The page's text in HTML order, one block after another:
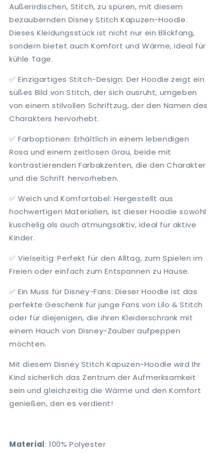
Außerirdischen, Stitch, zu spüren, mit diesem
bezaubernden Disney Stitch Kapuzen-Hoodie.
Dieses Kleidungsstück ist nicht nur ein Blickfang,
sondern bietet auch Komfort und Wärme, ideal für
kühle Tage.
✅ Einzigartiges Stitch-Design: Der Hoodie zeigt ein
süßes Bild von Stitch, der sich ausruht, umgeben
von einem stilvollen Schriftzug, der den Namen des
Charakters hervorhebt.
✅ Farboptionen: Erhältlich in einem lebendigen
Rosa und einem zeitlosen Grau, beide mit
kontrastierenden Farbakzenten, die den Charakter
und die Schrift hervorheben.
✅ Weich und Komfortabel: Hergestellt aus
hochwertigen Materialien, ist dieser Hoodie sowohl
kuschelig als auch atmungsaktiv, ideal für aktive
Kinder.
✅ Vielseitig: Perfekt für den Alltag, zum Spielen im
Freien oder einfach zum Entspannen zu Hause.
✅ Ein Muss für Disney-Fans: Dieser Hoodie ist das
perfekte Geschenk für junge Fans von Lilo & Stitch
oder für diejenigen, die ihren Kleiderschrank mit
einem Hauch von Disney-Zauber aufpeppen
möchten.
Mit diesem Disney Stitch Kapuzen-Hoodie wird Ihr
Kind sicherlich das Zentrum der Aufmerksamkeit
sein und gleichzeitig die Wärme und den Komfort
genießen, den es verdient!
Material:100% Polyester